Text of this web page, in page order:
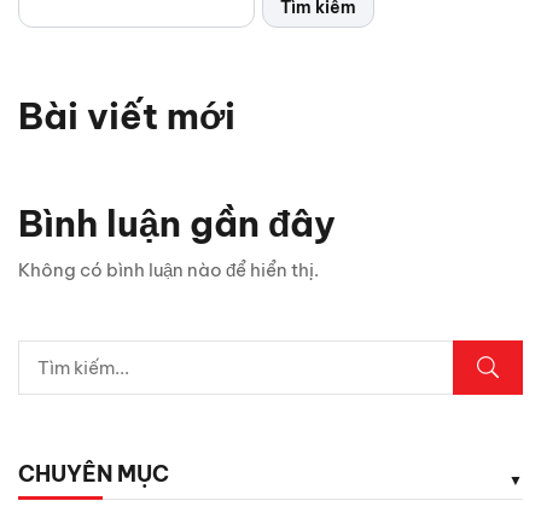
Tìm kiếm
Bài viết mới
Bình luận gần đây
Không có bình luận nào để hiển thị.
CHUYÊN MỤC